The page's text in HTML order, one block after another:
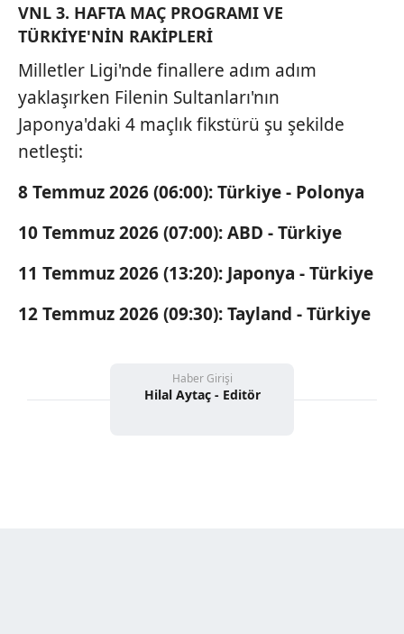
VNL 3. HAFTA MAÇ PROGRAMI VE
TÜRKİYE'NİN RAKİPLERİ
Milletler Ligi'nde finallere adım adım
yaklaşırken Filenin Sultanları'nın
Japonya'daki 4 maçlık fikstürü şu şekilde
netleşti:
8 Temmuz 2026 (06:00): Türkiye - Polonya
10 Temmuz 2026 (07:00): ABD - Türkiye
11 Temmuz 2026 (13:20): Japonya - Türkiye
12 Temmuz 2026 (09:30): Tayland - Türkiye
Haber Girişi
Hilal Aytaç - Editör